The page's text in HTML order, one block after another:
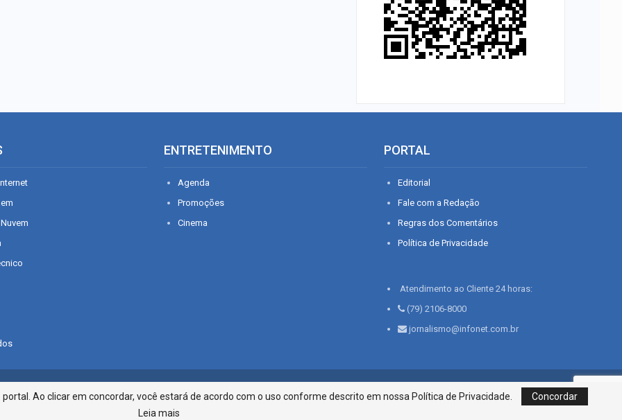
ENTRETENIMENTO
Agenda
Promoções
Cinema
PORTAL
Editorial
Fale com a Redação
Regras dos Comentários
Política de Privacidade
Atendimento ao Cliente 24 horas:
(79) 2106-8000
jornalismo@infonet.com.br
Infonet - Rua Monsenhor Silveira 276, Bairro São José | Aracaju-SE, CEP 49015-030, Fone: 79.2106.8000 - CI
Centro de Informações LTDA
Ao clicar em concordar, você estará de acordo com o uso conforme descrito em nossa Política de Privacidade.
Concordar
Leia mais